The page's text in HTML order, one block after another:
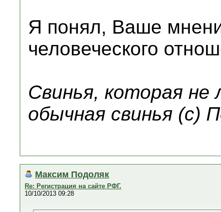
Я понял, Ваше
человеческого
Свинья, которая
обычная свинья (с)
Максим Подоляк
Re: Регистрация на сайте РФГ.
10/10/2013 09:28